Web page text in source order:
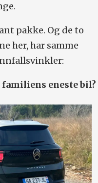
pakke. Og de to
her, har samme
eneste bil?